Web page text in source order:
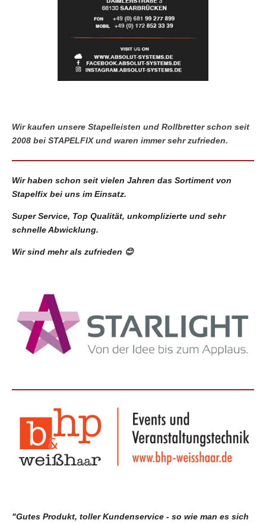
Wir kaufen unsere Stapelleisten und Rollbretter schon seit
2008 bei STAPELFIX und waren immer sehr zufrieden.
Wir haben schon seit vielen Jahren das Sortiment von
Stapelfix bei uns im Einsatz.
Super Service, Top Qualität, unkomplizierte und sehr
schnelle Abwicklung.
Wir sind mehr als zufrieden 😊
"Gutes Produkt, toller Kundenservice - so wie man es sich